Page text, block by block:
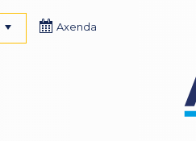
Axenda